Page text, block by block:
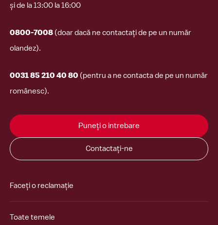
și de la 13:00 la 16:00
0800-7008 (doar dacă ne contactați de pe un număr
olandez).
0031 85 210 40 80 (pentru a ne contacta de pe un număr
românesc).
Puneți o intrebare
Contactați-ne
Faceți o reclamație
Toate temele